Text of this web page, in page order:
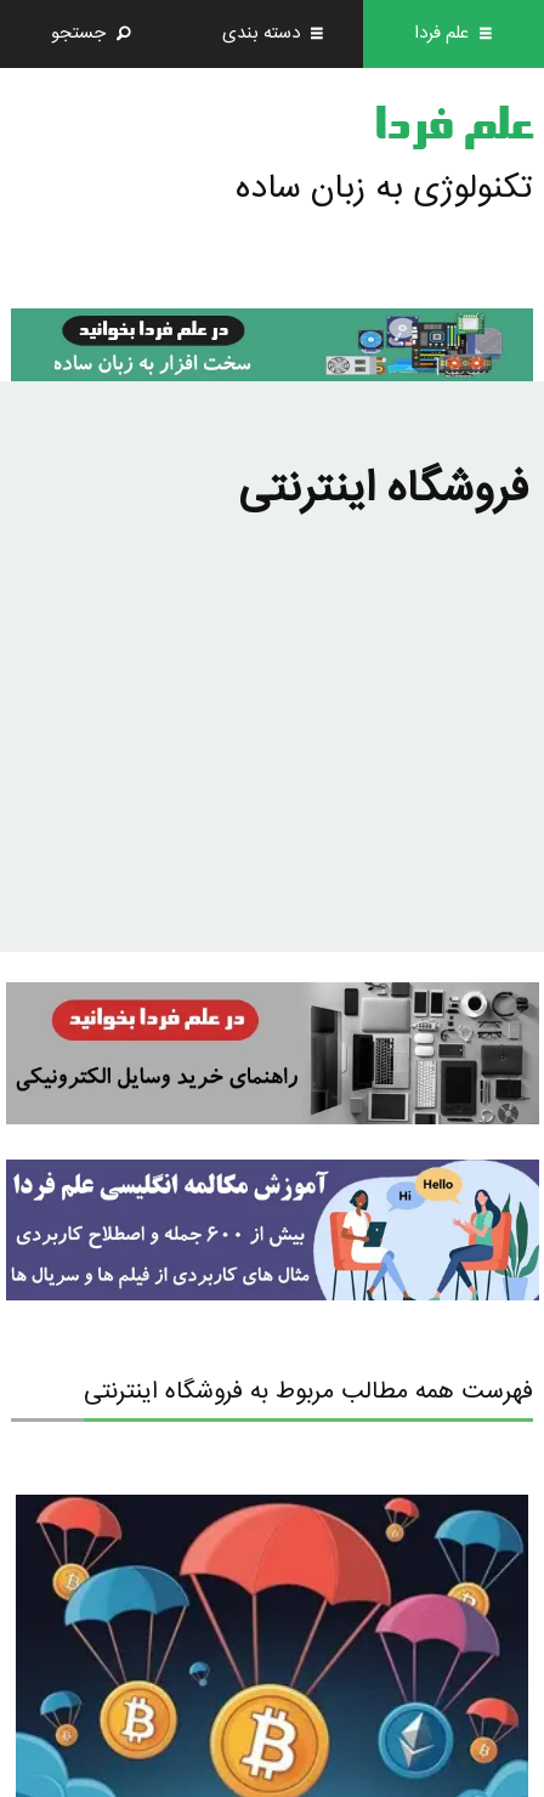
علم فردا دسته بندی جستجو
علم فردا
تکنولوژی به زبان ساده
فروشگاه اینترنتی
فهرست همه مطالب مربوط به فروشگاه اینترنتی